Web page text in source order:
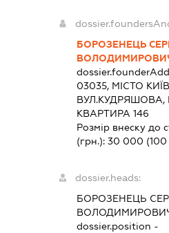
БОРОЗЕНЕЦЬ
03035, МІСТО
ВУЛ.КУДРЯШОВА,
КВАРТИРА 146
Розмір внеску до
(грн.):30 000 (100
dossier.heads:
БОРОЗЕНЕЦЬ
dossier.position -